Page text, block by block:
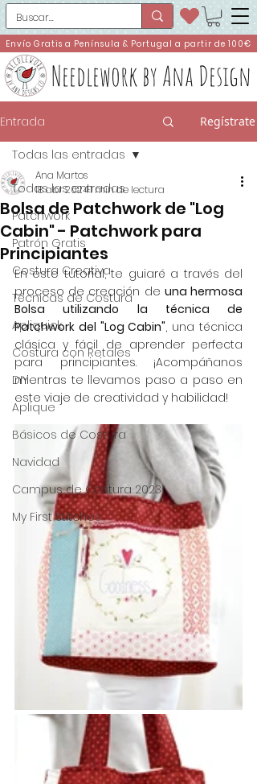
Needlework by Ana Design
Envío Gratis a Península & Portugal a partir de 100€
Entrada Regístrate
Todas las entradas
Patchwork
Patrón Gratis
Costura Creativa
Técnicas de Costura
Apliquick
Costura con Retales
DIY
Aplique
Básicos de Costura
Navidad
Campus de Costura 2023
My First Stitches
Todas las entradas
Bolsa de Patchwork de "Log
Cabin" - Patchwork para
Principiantes
Ana Martos
18 abr 20241 min de lectura
En este tutorial, te guiaré a través del
proceso de creación de una hermosa
Bolsa utilizando la técnica de
Patchwork del "Log Cabin", una técnica
clásica y fácil de aprender perfecta
para principiantes. ¡Acompáñanos
mientras te llevamos paso a paso en
este viaje de creatividad y habilidad!